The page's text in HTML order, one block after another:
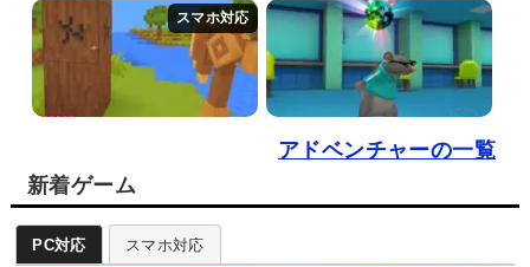
アドベンチャーの一覧
新着ゲーム
PC対応 スマホ対応